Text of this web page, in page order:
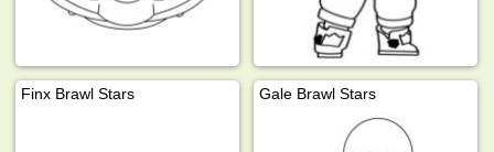
Finx Brawl Stars Gale Brawl Stars